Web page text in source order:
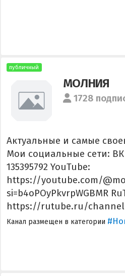
публичный
МОЛНИЯ
1728
Актуальные и самые
Мои социальные сети:
135395792 YouTube:
https://youtube.com/
si=b4oPOyPkvrpWGBMR
https://rutube.ru/
Канал размещен в категории